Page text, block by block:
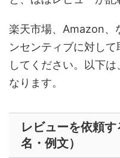
楽天市場、Amazon、
ンセンティブに対し
してください。以下
なります。
レビューを依頼
名・例文）